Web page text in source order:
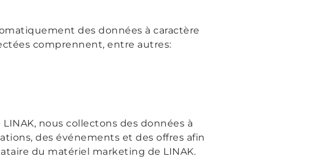
des données à caractère
comprennent, entre autres:
nous collectons des données à
des événements et des offres afin
du matériel marketing de LINAK.